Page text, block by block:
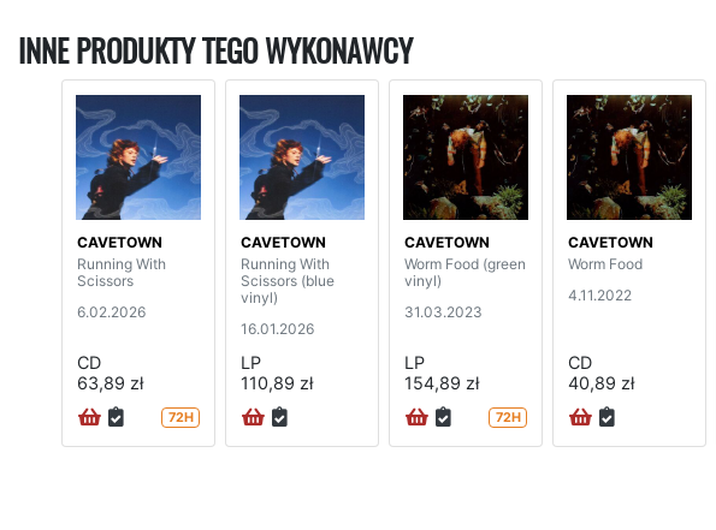
INNE PRODUKTY TEGO WYKONAWCY
CAVETOWN
Running With
Scissors
6.02.2026
CD
63,89 zł
72H
CAVETOWN
Running With
Scissors (blue
vinyl)
16.01.2026
LP
110,89 zł
CAVETOWN
Worm Food (green
vinyl)
31.03.2023
LP
154,89 zł
72H
CAVETOWN
Worm Food
4.11.2022
CD
40,89 zł